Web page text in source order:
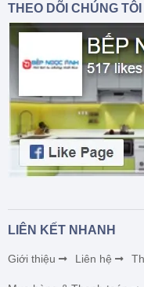
THEO DÕI CHÚNG TÔI
LIÊN KẾT NHANH
Giới thiệu Liên hệ